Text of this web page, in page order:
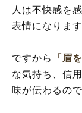
人は不快感を
表情になります
ですから 「眉
な気持ち、信
味が伝わるので